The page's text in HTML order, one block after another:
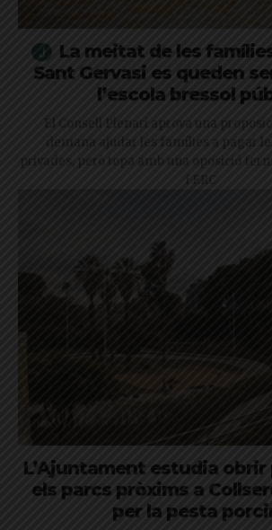
La meitat de les
Sant Gervasi es queden
l’escola bressol
El Consell Plenari aprova una
demana ajudar les famílies a pagar
privades, però topa amb una oposició
i ERC
L’Ajuntament estudia
els parcs pròxims a
per la pesta